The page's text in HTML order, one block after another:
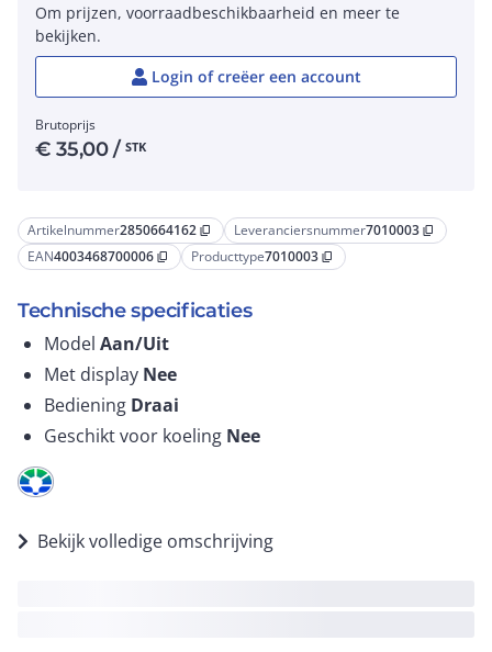
Artikelnummer2850664162 content_copy Leveranciersnummer7010003 content_copy
EAN4003468700006 content_copy Producttype7010003 content_copy
Technische specificaties
Model Aan/Uit
Met display Nee
Bediening Draai
Geschikt voor koeling Nee
Bekijk volledige omschrijving
Om prijzen, voorraadbeschikbaarheid en meer te
bekijken.
Login of creëer een account
Brutoprijs
€35,00/ STK